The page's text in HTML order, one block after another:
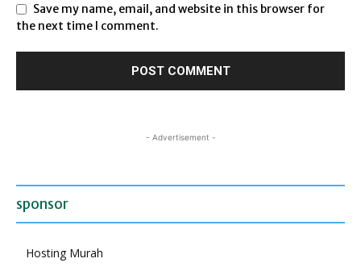
Save my name, email, and website in this browser for
the next time I comment.
- Advertisement -
sponsor
Hosting Murah